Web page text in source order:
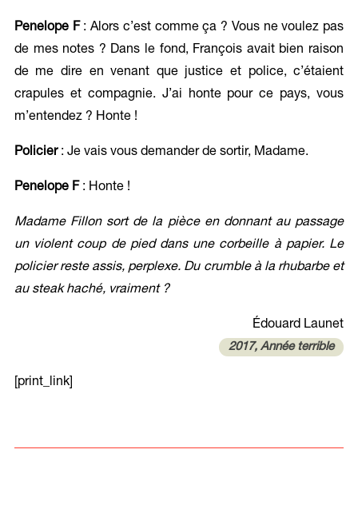
Penelope F: Alors c’est comme ça ? Vous ne voulez pas
de mes notes ? Dans le fond, François avait bien raison
de me dire en venant que justice et police, c’étaient
crapules et compagnie. J’ai honte pour ce pays, vous
m’entendez ? Honte !
Policier: Je vais vous demander de sortir, Madame.
Penelope F: Honte !
Madame Fillon sort de la pièce en donnant au passage
un violent coup de pied dans une corbeille à papier. Le
policier reste assis, perplexe. Du crumble à la rhubarbe et
au steak haché, vraiment ?
Édouard Launet
2017, Année terrible
[print_link]